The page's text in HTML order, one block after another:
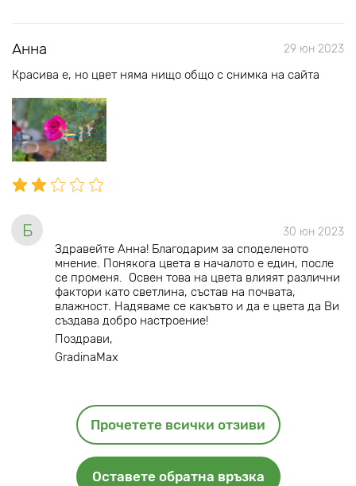
Анна 29 юн 2023
Красива е, но цвет няма нищо общо с снимка на сайта
Б 30 юн 2023
Здравейте Анна! Благодарим за споделеното
мнение. Понякога цвета в началото е един, после
се променя. Освен това на цвета влияят различни
фактори като светлина, състав на почвата,
влажност. Надяваме се какъвто и да е цвета да Ви
създава добро настроение!
Поздрави,
GradinaMax
Прочетете всички отзиви
Оставете обратна връзка